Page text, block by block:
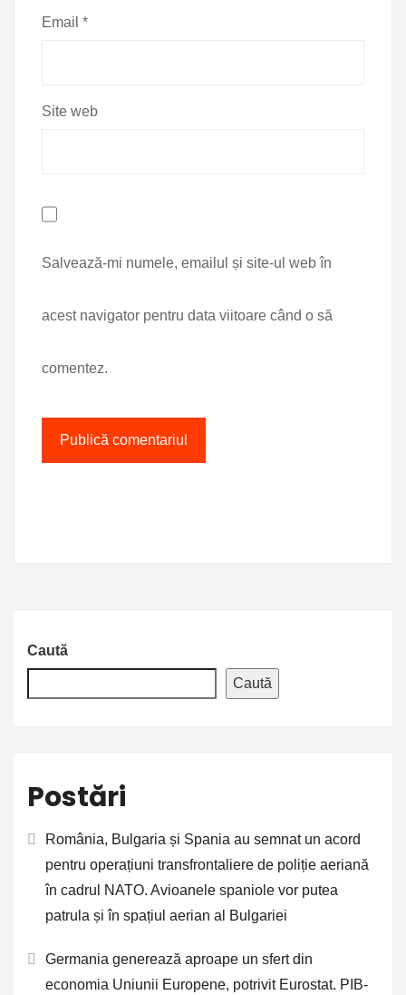
Email *
Site web
Salvează-mi numele, emailul și site-ul web în
acest navigator pentru data viitoare când o să
comentez.
Caută
Caută
Postări
România, Bulgaria și Spania au semnat un acord
pentru operațiuni transfrontaliere de poliție aeriană
în cadrul NATO. Avioanele spaniole vor putea
patrula și în spațiul aerian al Bulgariei
Germania generează aproape un sfert din
economia Uniunii Europene, potrivit Eurostat. PIB-